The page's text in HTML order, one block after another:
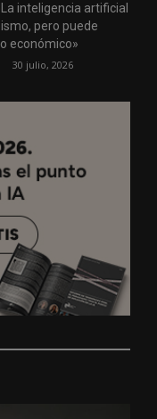
inteligencia artificial
pero puede
económico»
30 julio, 2026